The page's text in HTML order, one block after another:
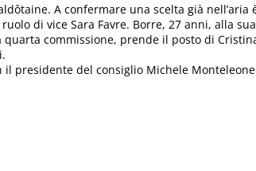
A confermare una scelta già nell’aria
di vice Sara Favre. Borre, 27 anni, alla
commissione, prende il posto di
il presidente del consiglio Michele